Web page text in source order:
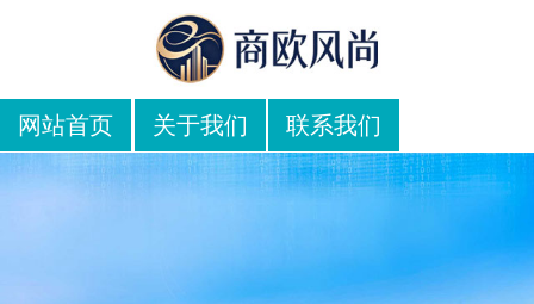
网站首页 关于我们 联系我们